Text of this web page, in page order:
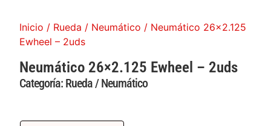
Inicio / Rueda / Neumático / Neumático 26×2.125
Ewheel – 2uds
Neumático 26×2.125 Ewheel – 2uds
Categoría: Rueda / Neumático